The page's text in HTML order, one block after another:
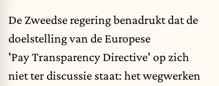
De Zweedse regering benadrukt dat de
doelstelling van de Europese
'Pay Transparency Directive' op zich
niet ter discussie staat: het wegwerken